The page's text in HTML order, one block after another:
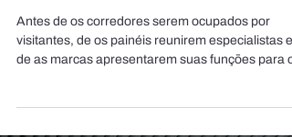
Da montagem à programação:
FIPA 2026 movimenta uma